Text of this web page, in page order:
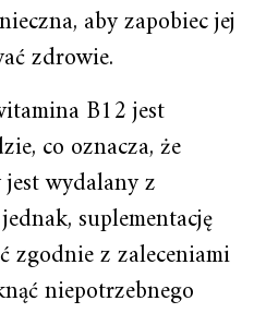
aby zapobiec jej
zdrowie.
B12 jest
co oznacza, że
wydalany z
suplementację
zgodnie z zaleceniami
niepotrzebnego